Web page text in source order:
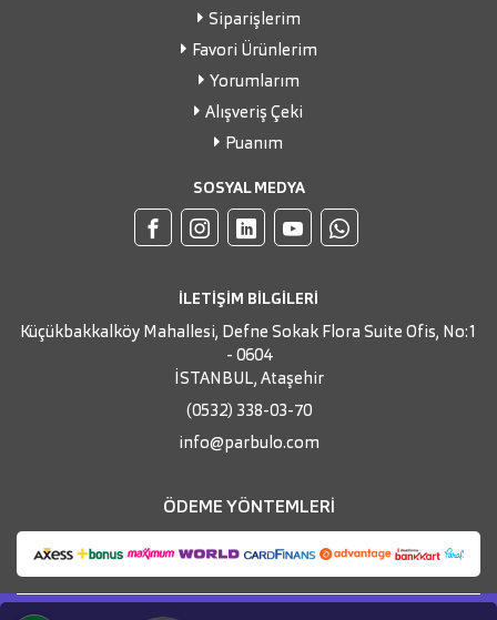
Siparişlerim
Favori Ürünlerim
Yorumlarım
Alışveriş Çeki
Puanım
SOSYAL MEDYA
İLETİŞİM BİLGİLERİ
Küçükbakkalköy Mahallesi, Defne Sokak Flora Suite Ofis, No:1
- 0604
İSTANBUL, Ataşehir
(0532) 338-03-70
info@parbulo.com
ÖDEME YÖNTEMLERİ